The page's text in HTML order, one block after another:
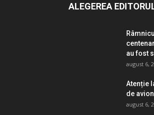
ALEGEREA
au fost
august 6,
Atenție
de
august 6,